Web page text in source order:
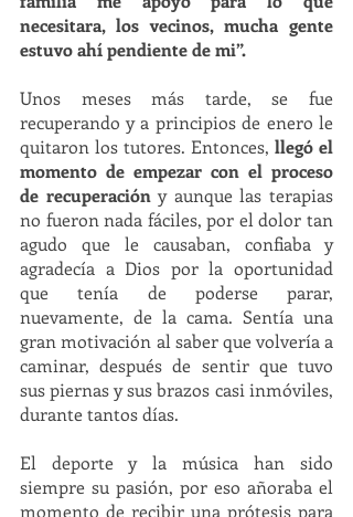
necesitara, los vecinos, mucha gente
estuvo ahí pendiente de mi”.
Unos meses más tarde, se fue
recuperando y a principios de enero le
quitaron los tutores. Entonces, llegó el
momento de empezar con el proceso
de recuperación y aunque las terapias
no fueron nada fáciles, por el dolor tan
agudo que le causaban, confiaba y
agradecía a Dios por la oportunidad
que tenía de poderse parar,
nuevamente, de la cama. Sentía una
gran motivación al saber que volvería a
caminar, después de sentir que tuvo
sus piernas y sus brazos casi inmóviles,
durante tantos días.
El deporte y la música han sido
siempre su pasión, por eso añoraba el
momento de recibir una prótesis para